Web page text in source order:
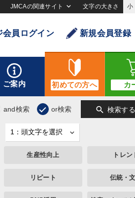
JMCAの関連サイト 文字の大きさ 小
会員ログイン 新規会員登録
ご案内 初めての方へ カ
and検索 or検索 search 検索する
生産性向上 トレン
リピート 伝統・